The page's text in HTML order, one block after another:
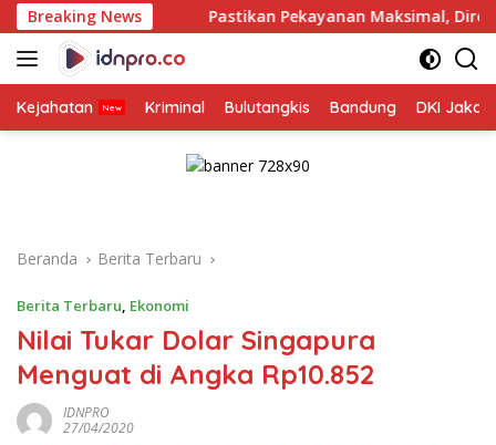
Langsung
ke
konten
Breaking News
Pastikan Pekayanan Maksimal, Direksi Jasa Raharja
Kejahatan Kriminal Bulutangkis Bandung DKI
Beranda Berita Terbaru
Berita Terbaru, Ekonomi
Nilai Tukar Dolar Singapura
Menguat di Angka Rp10.852
IDNPRO
27/04/2020